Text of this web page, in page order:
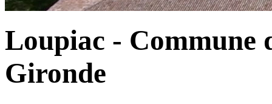
Loupiac - Commune
Gironde